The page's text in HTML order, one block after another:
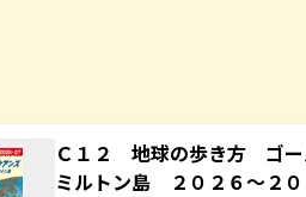
Ｃ１２ 地球の歩き方 ゴー
ミルトン島 ２０２６～２０